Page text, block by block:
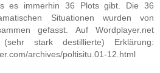
es immerhin 36 Plots gibt. Die 36
Situationen wurden von
gefasst. Auf Wordplayer.net
stark destillierte) Erklärung:
archives/poltisitu.01-12.html